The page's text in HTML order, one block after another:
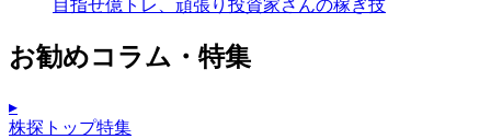
目指せ億トレ、頑張り投資家さんの稼ぎ技
お勧めコラム・特集
▸
株探トップ特集